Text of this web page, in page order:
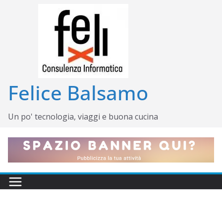
Felice Balsamo
Un po' tecnologia, viaggi e buona cucina